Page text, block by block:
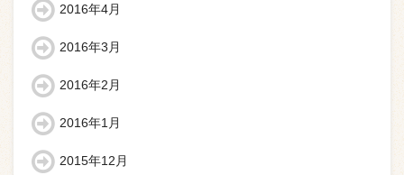
2016年4月
2016年3月
2016年2月
2016年1月
2015年12月